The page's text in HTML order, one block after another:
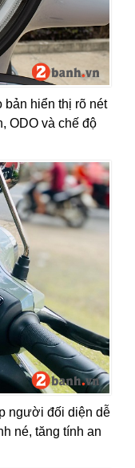
bản hiển thị rõ nét
ODO và chế độ
người đối diện dễ
né, tăng tính an